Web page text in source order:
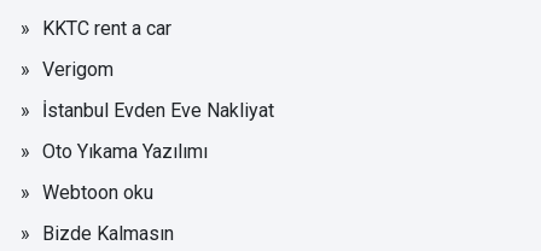
KKTC rent a car
Verigom
İstanbul Evden Eve Nakliyat
Oto Yıkama Yazılımı
Webtoon oku
Bizde Kalmasın